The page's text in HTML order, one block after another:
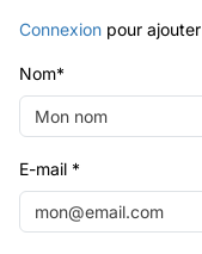
Connexion pour
Nom*
E-mail *